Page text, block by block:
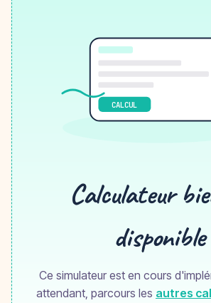
CALCUL
Calculateur
disponible
Ce simulateur est en cours
attendant, parcours les autres